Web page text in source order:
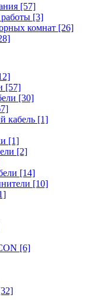
[57]
[3]
комнат [26]
[57]
[30]
кабель [1]
[1]
[2]
[14]
[10]
[6]